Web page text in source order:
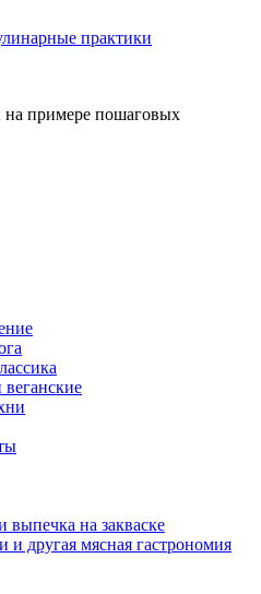
примере пошаговых
веганские
на закваске
и другая мясная гастрономия